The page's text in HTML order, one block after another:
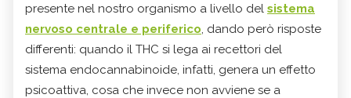
presente nel nostro organismo a livello del sistema
nervoso centrale e periferico, dando però risposte
differenti: quando il THC si lega ai recettori del
sistema endocannabinoide, infatti, genera un effetto
psicoattiva, cosa che invece non avviene se a